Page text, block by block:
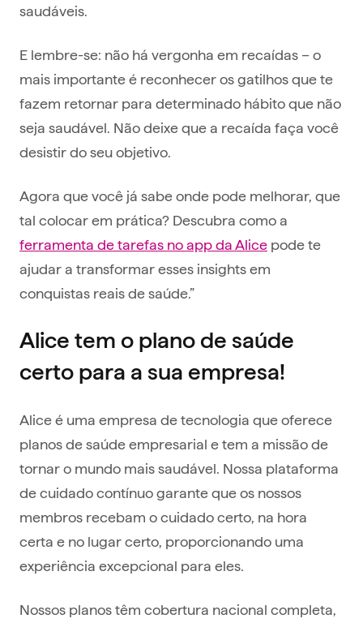
saudáveis.
E lembre-se: não há vergonha em recaídas – o
mais importante é reconhecer os gatilhos que te
fazem retornar para determinado hábito que não
seja saudável. Não deixe que a recaída faça você
desistir do seu objetivo.
Agora que você já sabe onde pode melhorar, que
tal colocar em prática? Descubra como a
ferramenta de tarefas no app da Alice pode te
ajudar a transformar esses insights em
conquistas reais de saúde.”
Alice tem o plano de saúde
certo para a sua empresa!
Alice é uma empresa de tecnologia que oferece
planos de saúde empresarial e tem a missão de
tornar o mundo mais saudável. Nossa plataforma
de cuidado contínuo garante que os nossos
membros recebam o cuidado certo, na hora
certa e no lugar certo, proporcionando uma
experiência excepcional para eles.
Nossos planos têm cobertura nacional completa,